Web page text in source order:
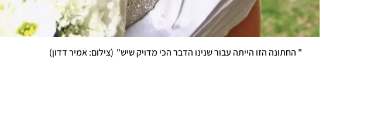
" החתונה הזו הייתה עבור שנינו הדבר הכי מדויק שיש" (צילום: אמיר דדון)